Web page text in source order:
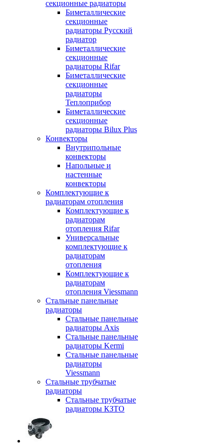
секционные радиаторы
Биметаллические
секционные
радиаторы Русский
радиатор
Биметаллические
секционные
радиаторы Rifar
Биметаллические
секционные
радиаторы
Теплоприбор
Биметаллические
секционные
радиаторы Bilux Plus
Конвекторы
Внутрипольные
конвекторы
Напольные и
настенные
конвекторы
Комплектующие к
радиаторам отопления
Комплектующие к
радиаторам
отопления Rifar
Универсальные
комплектующие к
радиаторам
отопления
Комплектующие к
радиаторам
отопления Viessmann
Стальные панельные
радиаторы
Стальные панельные
радиаторы Axis
Стальные панельные
радиаторы Kermi
Стальные панельные
радиаторы
Viessmann
Стальные трубчатые
радиаторы
Стальные трубчатые
радиаторы КЗТО